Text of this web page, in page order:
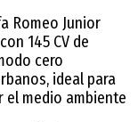
Romeo Junior
145 CV de
cero
ideal para
el medio ambiente